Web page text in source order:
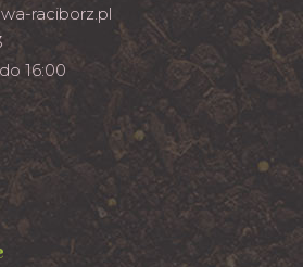
raciborz.pl
16:00